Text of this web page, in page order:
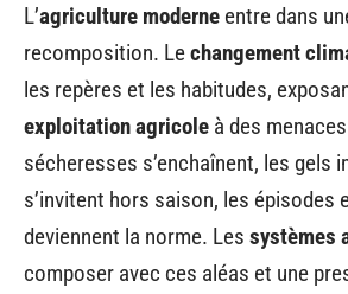
L’agriculture moderne entre dans
recomposition. Lechangement
les repères et les habitudes,
exploitation agricole à des
sécheresses s’enchaînent, les gels
s’invitent hors saison, les épisodes
deviennent la norme. Les systèmes
composer avec ces aléas et une